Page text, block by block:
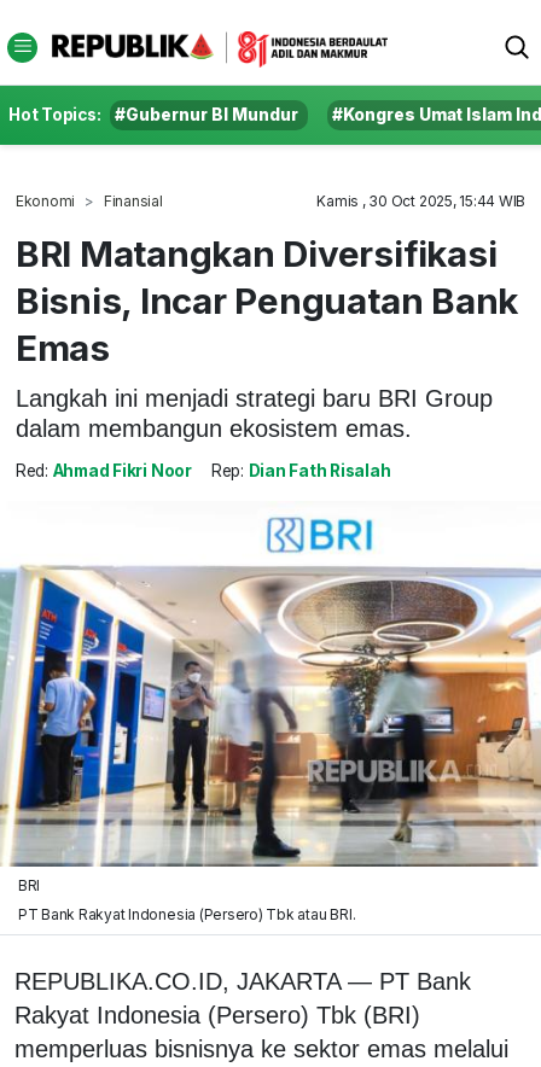
Hot Topics: #Gubernur BI Mundur #Kongres Umat Islam
Ekonomi Finansial Kamis , 30 Oct 2025, 15:44 WIB
BRI Matangkan Diversifikasi
Bisnis, Incar Penguatan Bank
Emas
Langkah ini menjadi strategi baru BRI Group
dalam membangun ekosistem emas.
Red: Ahmad Fikri Noor Rep: Dian Fath Risalah
BRI
PT Bank Rakyat Indonesia (Persero) Tbk atau BRI.
REPUBLIKA.CO.ID, JAKARTA — PT Bank
Rakyat Indonesia (Persero) Tbk (BRI)
memperluas bisnisnya ke sektor emas melalui